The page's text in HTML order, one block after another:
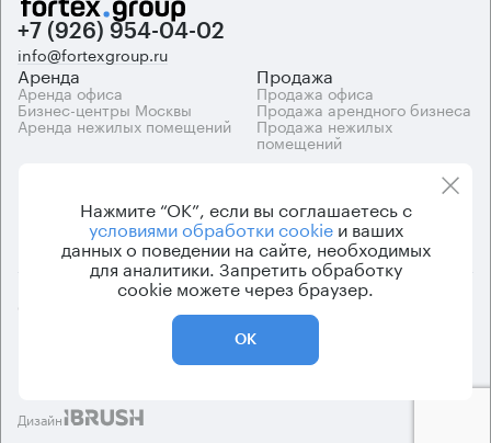
+7 (926) 954-04-02
info@fortexgroup.ru
Аренда
Аренда офиса
Бизнес-центры Москвы
Аренда нежилых помещений
Продажа
Продажа офиса
Продажа арендного бизнеса
Продажа нежилых
помещений
Каталог бизнес-центров О компании
Вакансии
Контакты
© 2026 Fortex.Group. ООО «АРЕНДА ОФИСА», ОГРН 1177746948686,
Политика конфиденциальности
Дизайн
Нажмите “ОК”, если вы соглашаетесь с
условиями обработки cookieи ваших
данных о поведении на сайте, необходимых
для аналитики. Запретить обработку
cookie можете через браузер.
ОК